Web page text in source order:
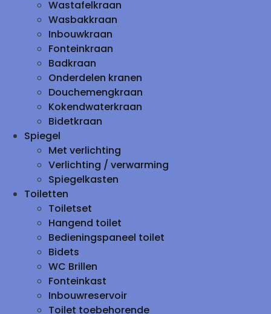
Wastafelkraan
Wasbakkraan
Inbouwkraan
Fonteinkraan
Badkraan
Onderdelen kranen
Douchemengkraan
Kokendwaterkraan
Bidetkraan
Spiegel
Met verlichting
Verlichting / verwarming
Spiegelkasten
Toiletten
Toiletset
Hangend toilet
Bedieningspaneel toilet
Bidets
WC Brillen
Fonteinkast
Inbouwreservoir
Toilet toebehorende